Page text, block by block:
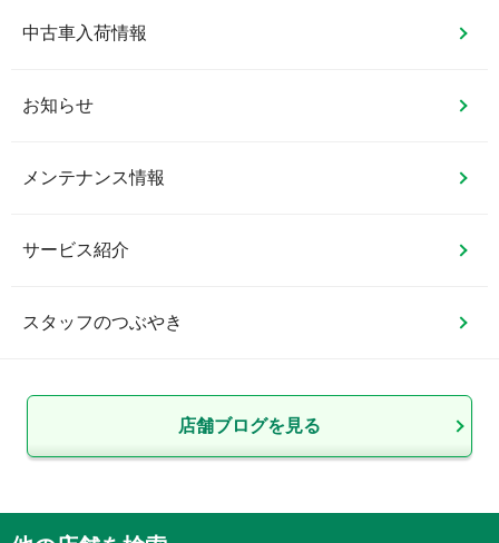
中古車入荷情報
お知らせ
メンテナンス情報
サービス紹介
スタッフのつぶやき
店舗ブログを見る